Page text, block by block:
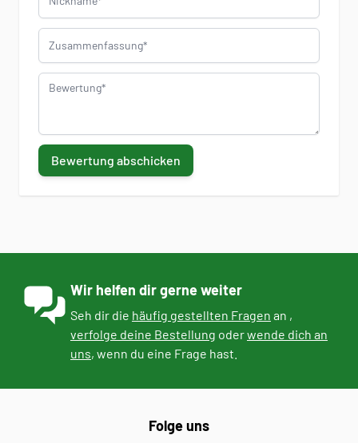
Zusammenfassung
Bewertung
Bewertung abschicken
Wir helfen dir gerne weiter
Seh dir die häufig gestellten Fragen an ,
verfolge deine Bestellung oderwende dich an
uns, wenn du eine Frage hast.
Folge uns